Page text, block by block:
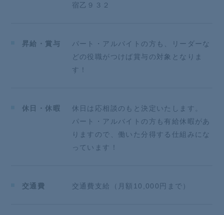
■夜だけ、平日だけなどもOK！
■アルバイトの方もご家族まで温泉入り放題！
■ファッションを楽しめる！
■ベテランの先輩も優しい♪
■がんばった分は「昇給」で還元！
*先輩からのメッセージ*
私たちが目指す「おもてなし」を体現するのは「人」
宿乙９３２
昇給・賞与
パート・アルバイトの方も、リーダーな
どの役職がつけば賞与の対象となりま
す！
休日・休暇
休日は応相談のもと決定いたします。
パート・アルバイトの方も有給休暇があ
りますので、働いた分得する仕組みにな
っています！
交通費 交通費支給（月額10,000円まで）